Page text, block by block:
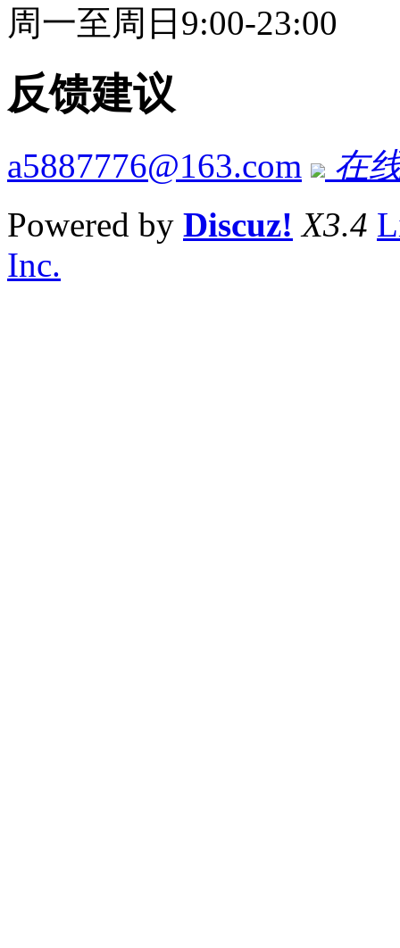
周一至周日9:00-23:00
反馈建议
a5887776@163.com
在
Powered by Discuz! X3.4
Inc.